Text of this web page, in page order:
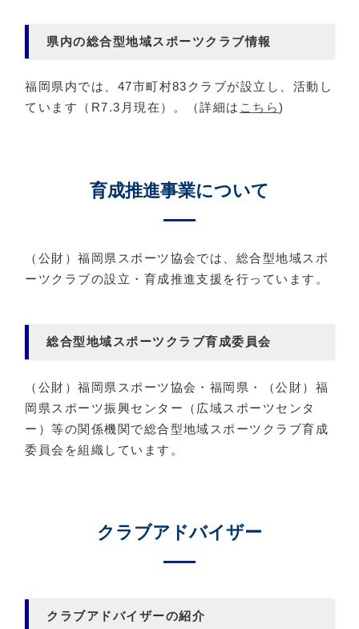
県内の総合型地域スポーツクラブ情報
福岡県内では、47市町村83クラブが設立し、活動し
ています（R7.3月現在）。（詳細は こちら)
育成推進事業について
（公財）福岡県スポーツ協会では、総合型地域スポ
ーツクラブの設立・育成推進支援を行っています。
総合型地域スポーツクラブ育成委員会
（公財）福岡県スポーツ協会・福岡県・（公財）福
岡県スポーツ振興センター（広域スポーツセンタ
ー）等の関係機関で総合型地域スポーツクラブ育成
委員会を組織しています。
クラブアドバイザー
クラブアドバイザーの紹介